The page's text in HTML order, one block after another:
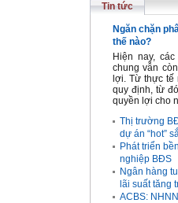
Tin tức
Ngăn chặn
thế nào?
Hiện nay,
chung vẫn
lợi. Từ thực
quy định, từ
quyền lợi cho
Thị trường
dự án “hot”
Phát triển
nghiệp BĐS
Ngân hàng
lãi suất tăng
ACBS: